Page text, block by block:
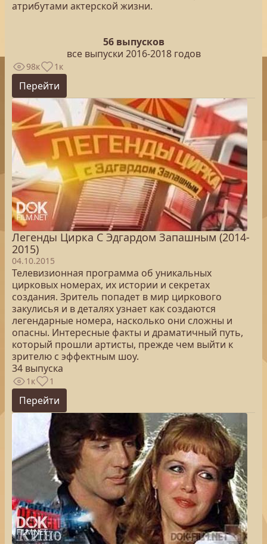
атрибутами актерской жизни.
56 выпусков
все выпуски 2016-2018 годов
98к 1к
Перейти
Легенды Цирка С Эдгардом Запашным (2014-
2015)
04.10.2015
Телевизионная программа об уникальных
цирковых номерах, их истории и секретах
создания. Зритель попадет в мир циркового
закулисья и в деталях узнает как создаются
легендарные номера, насколько они сложны и
опасны. Интересные факты и драматичный путь,
который прошли артисты, прежде чем выйти к
зрителю с эффектным шоу.
34 выпуска
1к 1
Перейти